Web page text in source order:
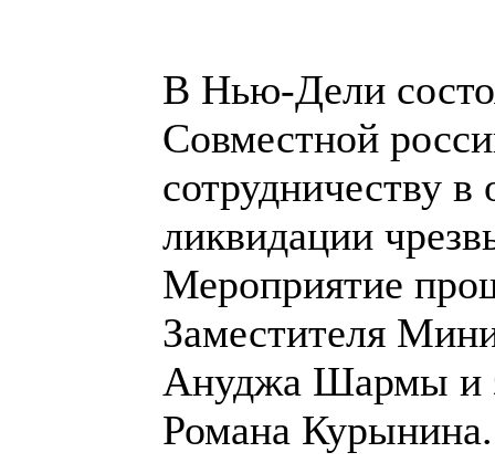
В Нью-Дели
Совместной
сотрудничеству
ликвидации
Мероприятие
Заместителя
Ануджа Шармы и
Романа Курынина.